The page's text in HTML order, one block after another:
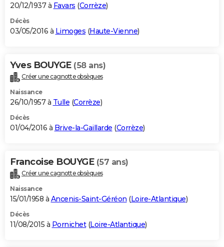
20/12/1937 à Favars (Corrèze)
Décès
03/05/2016 à Limoges (Haute-Vienne)
Yves BOUYGE (58 ans)
Créer une cagnotte obsèques
Naissance
26/10/1957 à Tulle (Corrèze)
Décès
01/04/2016 à Brive-la-Gaillarde (Corrèze)
Francoise BOUYGE (57 ans)
Créer une cagnotte obsèques
Naissance
15/01/1958 à Ancenis-Saint-Géréon (Loire-Atlantique)
Décès
11/08/2015 à Pornichet(Loire-Atlantique)